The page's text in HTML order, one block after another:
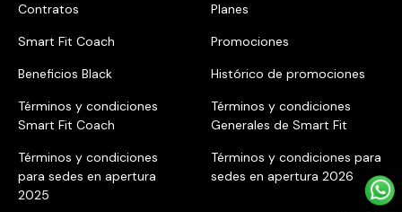
Contratos
Planes
Smart Fit Coach
Promociones
Beneficios Black
Histórico de promociones
Términos y condiciones
Smart Fit Coach
Términos y condiciones
Generales de Smart Fit
Términos y condiciones
para sedes en apertura
2025
Términos y condiciones para
sedes en apertura 2026